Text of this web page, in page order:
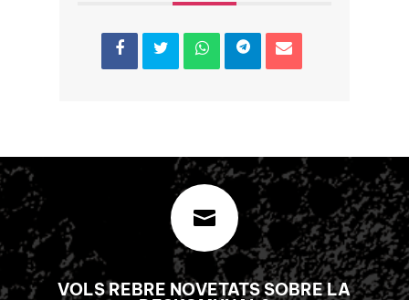

VOLS REBRE NOVETATS SOBRE LA